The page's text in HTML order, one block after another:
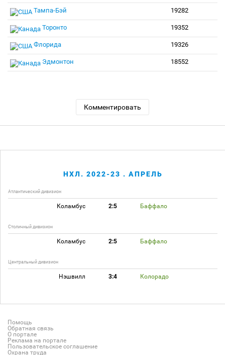
Тампа-Бэй 19282
Торонто 19352
Флорида 19326
Эдмонтон 18552
Комментировать
НХЛ. 2022-23 . АПРЕЛЬ
Атлантический дивизион
Коламбус 2:5 Баффало
Столичный дивизион
Коламбус 2:5 Баффало
Центральный дивизион
Нэшвилл 3:4 Колорадо
Помощь
Обратная связь
О портале
Реклама на портале
Пользовательское соглашение
Охрана труда